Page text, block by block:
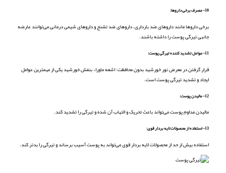
10- مصرف برخی داروها:
برخی داروها مانند داروهای ضد بارداری، داروهای ضد تشنج و داروهای شیمی درمانی می‌توانند عارضه
جانبی تیرگی پوست را داشته باشند.
11- عوامل تشدید کننده تیرگی پوست:
قرار گرفتن در معرض نور خورشید بدون محافظت: اشعه ماوراء بنفش خورشید یکی از مهمترین عوامل
ایجاد و تشدید تیرگی پوست است.
12- مالیدن پوست:
مالیدن مداوم پوست می‌تواند باعث تحریک و التهاب آن شده و تیرگی را تشدید کند.
13- استفاده از محصولات لایه بردار قوی:
استفاده بیش از حد از محصولات لایه بردار قوی می‌تواند به پوست آسیب برساند و تیرگی را بدتر کند.